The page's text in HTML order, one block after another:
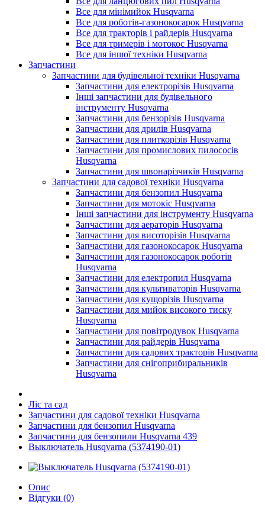
Все для мінімийок Husqvarna
Все для роботів-газонокосарок Husqvarna
Все для тракторів і райдерів Husqvarna
Все для тримерів і мотокос Husqvarna
Все для іншої техніки Husqvarna
Запчастини
Запчастини для будівельної техніки Husqvarna
Запчастини для електрорізів Husqvarna
Інші запчастини для будівельного
інструменту Husqvarna
Запчастини для бензорізів Husqvarna
Запчастини для дрилів Husqvarna
Запчастини для плиткорізів Husqvarna
Запчастини для промислових пилососів
Husqvarna
Запчастини для швонарізчиків Husqvarna
Запчастини для садової техніки Husqvarna
Запчастини для бензопил Husqvarna
Запчастини для мотокіс Husqvarna
Інші запчастини для інструменту Husqvarna
Запчастини для аераторів Husqvarna
Запчастини для висоторізів Husqvarna
Запчастини для газонокосарок Husqvarna
Запчастини для газонокосарок роботів
Husqvarna
Запчастини для електропил Husqvarna
Запчастини для культиваторів Husqvarna
Запчастини для кущорізів Husqvarna
Запчастини для мийок високого тиску
Husqvarna
Запчастини для повітродувок Husqvarna
Запчастини для райдерів Husqvarna
Запчастини для садових тракторів Husqvarna
Запчастини для снігоприбиральників
Husqvarna
Ліс та сад
Запчастини для садової техніки Husqvarna
Запчастини для бензопил Husqvarna
Запчастини для бензопили Husqvarna 439
Выключатель Husqvarna (5374190-01)
Опис
Відгуки (0)